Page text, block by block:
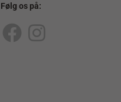
Følg os på:
F
I